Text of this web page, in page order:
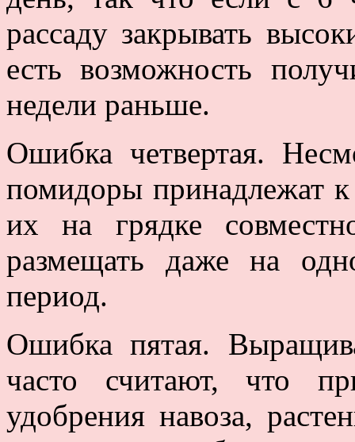
рассаду закрывать
есть возможность
недели раньше.
Ошибка четвертая.
помидоры принадлежат к
их на грядке
размещать даже на
период.
Ошибка пятая.
часто считают, что
удобрения навоза,